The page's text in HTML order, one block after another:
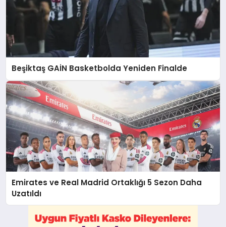
Beşiktaş GAİN Basketbolda Yeniden Finalde
Emirates ve Real Madrid Ortaklığı 5 Sezon Daha
Uzatıldı